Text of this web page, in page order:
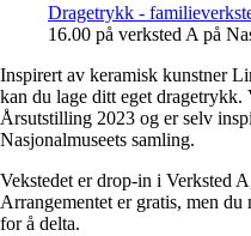
Dragetrykk -
16.00 på verksted A på
Inspirert av keramisk kunstner
kan du lage ditt eget dragetrykk.
Årsutstilling 2023 og er selv
Nasjonalmuseets samling.
Vekstedet er drop-in i Verksted
Arrangementet er gratis, men
for å delta.